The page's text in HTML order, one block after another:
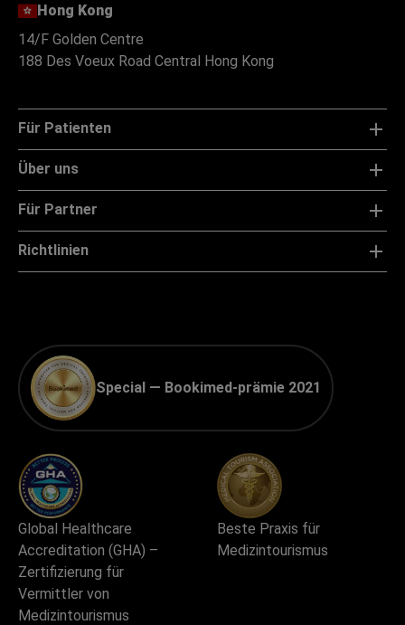
Hong Kong
14/F Golden Centre
188 Des Voeux Road Central Hong Kong
Für Patienten
Über uns
Für Partner
Richtlinien
Special — Bookimed-prämie 2021
Global Healthcare
Accreditation (GHA) –
Zertifizierung für
Vermittler von
Medizintourismus
Beste Praxis für
Medizintourismus